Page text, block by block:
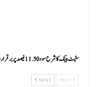
سٹیٹ بینک کا شرح سود 11.50 فیصد پر برقرار رکھنے کا فیصلہ
NEXT